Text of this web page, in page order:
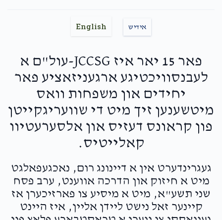
יעקב שלום טרעגער
$6,000
Donated
$6,000
Goal
38
Donors
חבורת הרה"ג רבי יצחק פייפער שליט"א
$20,000
Goal
Shia Waldman
Chani Richmond, CR Education Advisors
1 month ago $180.00
HOPE — Light in Difficult Times
Thank you for all that you do!
Berel & SherryMoshe (Michael) & Dvora Cywiak
$180.00
HOPE — Light in Difficult Times
Yaakov And Binyomin GoldbergYoely &
Malky Drummer - Executive Director
1 month ago $36.00
English אידיש
פאר 15 יאר איז JCCSG-עול"ם א
לעבנסוויכטיגע ארגעניזאציע פאר
יחידים און משפחות וואס
מיטשענען זיך מיט די שוועריגקייטן
פון קראונס דעזיס און אלסערעטיוו
קאלייטיס.
געגרינדערט אין א דיינונג רום, נאכגעפאלגט
מיט א חיזוק און הדרכה אווענט, ערב פסח
שני תשע"א, מיט א מיסיע צו פארזיכערן אז
קיינער זאל נישט ליידן אליין, איז היינט